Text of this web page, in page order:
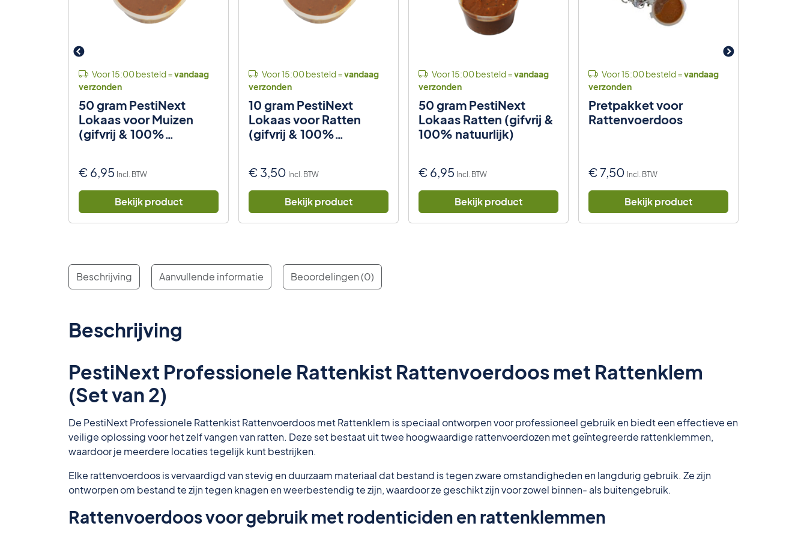
Voor 15:00 besteld =vandaag
verzonden
50 gram PestiNext
Lokaas voor Muizen
(gifvrij & 100%
€ 6,95 Incl. BTW
Bekijk product
Voor 15:00 besteld =vandaag
verzonden
10 gram PestiNext
Lokaas voor Ratten
(gifvrij & 100%
€ 3,50 Incl. BTW
Bekijk product
Voor 15:00 besteld =vandaag
verzonden
50 gram PestiNext
Lokaas Ratten (gifvrij &
100% natuurlijk)
€ 6,95 Incl. BTW
Bekijk product
Voor 15:00 besteld =vandaag
verzonden
Pretpakket voor
Rattenvoerdoos
€7,50 Incl. BTW
Bekijk product
Beschrijving Aanvullende informatie Beoordelingen (0)
Beschrijving
PestiNext Professionele Rattenkist Rattenvoerdoos met Rattenklem
(Set van 2)
De PestiNext Professionele Rattenkist Rattenvoerdoos met Rattenklem is speciaal ontworpen voor professioneel gebruik en biedt een effectieve en
veilige oplossing voor het zelf vangen van ratten. Deze set bestaat uit twee hoogwaardige rattenvoerdozen met geïntegreerde rattenklemmen,
waardoor je meerdere locaties tegelijk kunt bestrijken.
Elke rattenvoerdoos is vervaardigd van stevig en duurzaam materiaal dat bestand is tegen zware omstandigheden en langdurig gebruik. Ze zijn
ontworpen om bestand te zijn tegen knagen en weerbestendig te zijn, waardoor ze geschikt zijn voor zowel binnen- als buitengebruik.
Rattenvoerdoos voor gebruik met rodenticiden en rattenklemmen